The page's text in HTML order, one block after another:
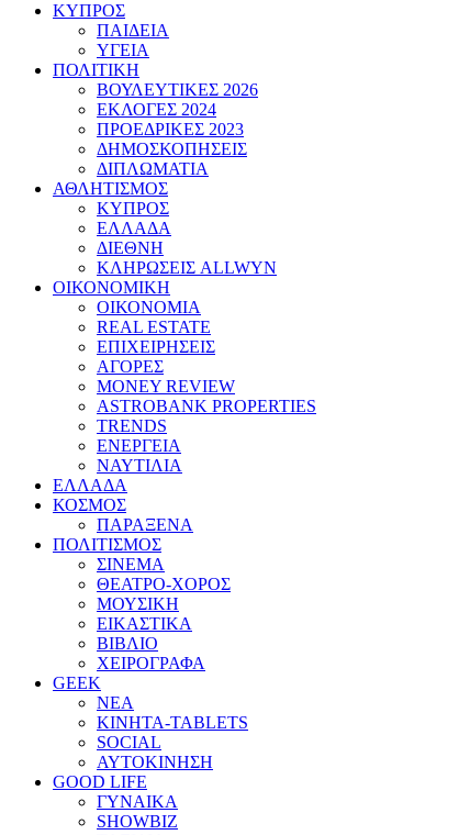
ΚΥΠΡΟΣ
ΠΑΙΔΕΙΑ
ΥΓΕΙΑ
ΠΟΛΙΤΙΚΗ
ΒΟΥΛΕΥΤΙΚΕΣ 2026
ΕΚΛΟΓΕΣ 2024
ΠΡΟΕΔΡΙΚΕΣ 2023
ΔΗΜΟΣΚΟΠΗΣΕΙΣ
ΔΙΠΛΩΜΑΤΙΑ
ΑΘΛΗΤΙΣΜΟΣ
ΚΥΠΡΟΣ
ΕΛΛΑΔΑ
ΔΙΕΘΝΗ
ΚΛΗΡΩΣΕΙΣ ALLWYN
ΟΙΚΟΝΟΜΙΚΗ
ΟΙΚΟΝΟΜΙΑ
REAL ESTATE
ΕΠΙΧΕΙΡΗΣΕΙΣ
ΑΓΟΡΕΣ
MONEY REVIEW
ASTROBANK PROPERTIES
TRENDS
ΕΝΕΡΓΕΙΑ
ΝΑΥΤΙΛΙΑ
ΕΛΛΑΔΑ
ΚΟΣΜΟΣ
ΠΑΡΑΞΕΝΑ
ΠΟΛΙΤΙΣΜΟΣ
ΣΙΝΕΜΑ
ΘΕΑΤΡΟ-ΧΟΡΟΣ
ΜΟΥΣΙΚΗ
ΕΙΚΑΣΤΙΚΑ
ΒΙΒΛΙΟ
ΧΕΙΡΟΓΡΑΦΑ
GEEK
ΝΕΑ
ΚΙΝΗΤΑ-TABLETS
SOCIAL
ΑΥΤΟΚΙΝΗΣΗ
GOOD LIFE
ΓΥΝΑΙΚΑ
SHOWBIZ